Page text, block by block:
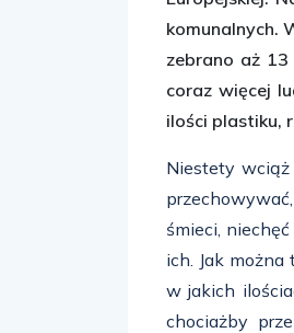
komunalnych.
zebrano aż
coraz więcej
ilości plastiku,
Niestety
śmieci,
ich. Jak
w jakich
chociażby